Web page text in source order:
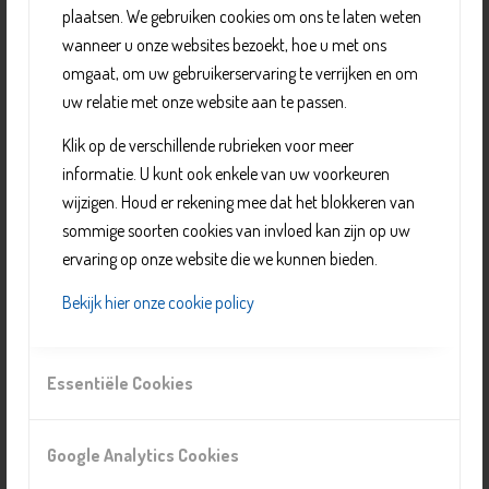
plaatsen. We gebruiken cookies om ons te laten weten
wanneer u onze websites bezoekt, hoe u met ons
omgaat, om uw gebruikerservaring te verrijken en om
uw relatie met onze website aan te passen.
Klik op de verschillende rubrieken voor meer
informatie. U kunt ook enkele van uw voorkeuren
wijzigen. Houd er rekening mee dat het blokkeren van
sommige soorten cookies van invloed kan zijn op uw
ervaring op onze website die we kunnen bieden.
Bekijk hier onze cookie policy
Essentiële Cookies
Google Analytics Cookies
andere hulpverlenende instanties in Delft.
Na aanmelding wordt u thuis bezocht door de
vrijwilligers voor een oriënterend gesprek en selectie van
reizigers en de organisaties die bijvoorbeeld huisjes
verhuren. Zij verzorgen de voorbereiding, inschrijving,
begeleiding en ook het vervoer naar en van de
vakantieadressen. Bezoek en inschrijving zijn geen
garantie voor daadwerkelijke vakantie: dit hangt af van
het aantal inschrijvingen, de periode en de